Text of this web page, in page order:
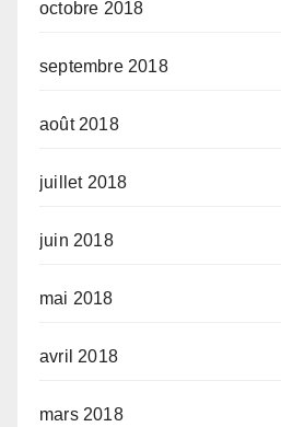
octobre 2018
septembre 2018
août 2018
juillet 2018
juin 2018
mai 2018
avril 2018
mars 2018